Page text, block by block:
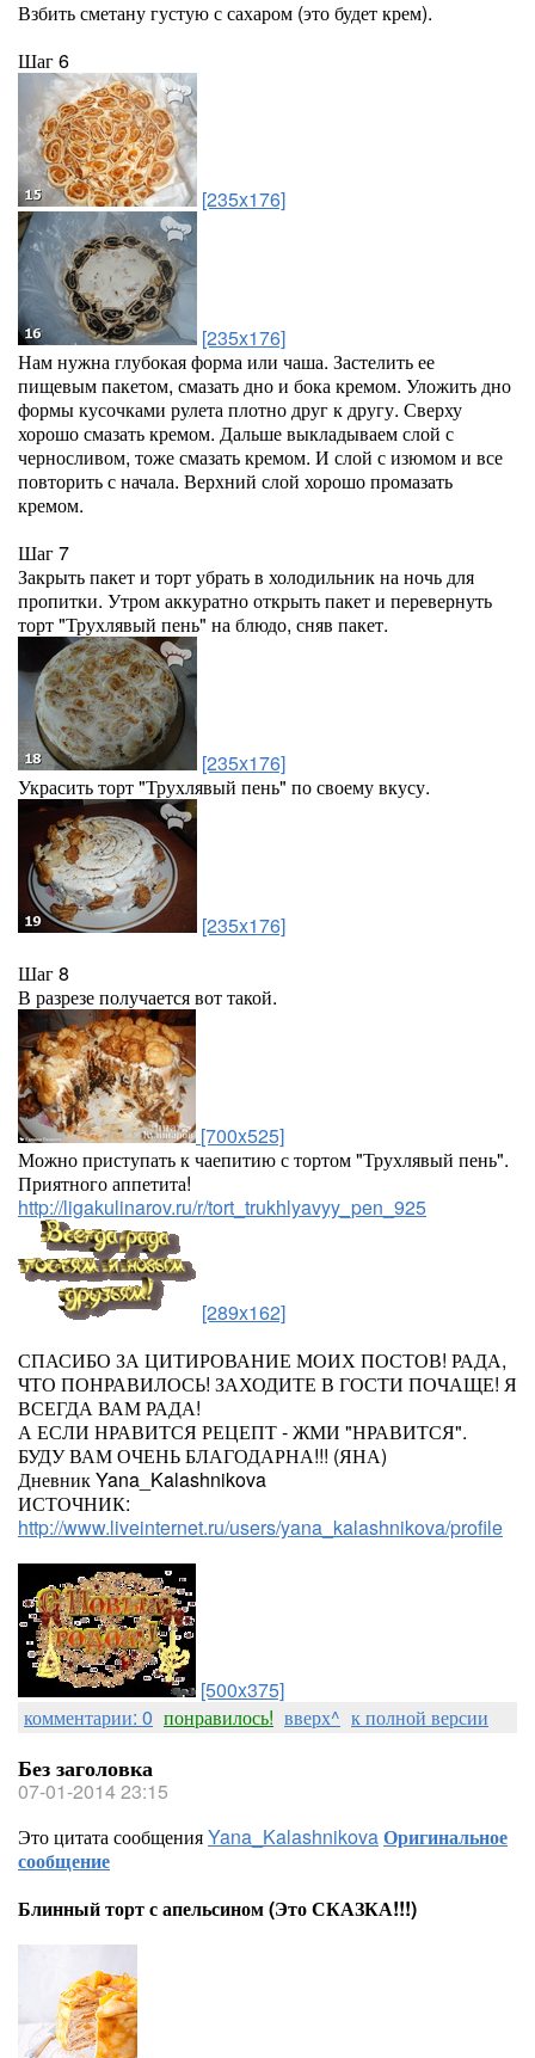
Взбить сметану густую с сахаром (это будет крем).
Шаг 6
[235x176]
[235x176]
Нам нужна глубокая форма или чаша. Застелить ее
пищевым пакетом, смазать дно и бока кремом. Уложить дно
формы кусочками рулета плотно друг к другу. Сверху
хорошо смазать кремом. Дальше выкладываем слой с
черносливом, тоже смазать кремом. И слой с изюмом и все
повторить с начала. Верхний слой хорошо промазать
кремом.
Шаг 7
Закрыть пакет и торт убрать в холодильник на ночь для
пропитки. Утром аккуратно открыть пакет и перевернуть
торт "Трухлявый пень" на блюдо, сняв пакет.
[235x176]
Украсить торт "Трухлявый пень" по своему вкусу.
[235x176]
Шаг 8
В разрезе получается вот такой.
[700x525]
Можно приступать к чаепитию с тортом "Трухлявый пень".
Приятного аппетита!
http://ligakulinarov.ru/r/tort_trukhlyavyy_pen_925
[289x162]
СПАСИБО ЗА ЦИТИРОВАНИЕ МОИХ ПОСТОВ! РАДА,
ЧТО ПОНРАВИЛОСЬ! ЗАХОДИТЕ В ГОСТИ ПОЧАЩЕ! Я
ВСЕГДА ВАМ РАДА!
А ЕСЛИ НРАВИТСЯ РЕЦЕПТ - ЖМИ "НРАВИТСЯ".
БУДУ ВАМ ОЧЕНЬ БЛАГОДАРНА!!! (ЯНА)
Дневник Yana_Kalashnikova
ИСТОЧНИК:
http://www.liveinternet.ru/users/yana_kalashnikova/profile
[500x375]
комментарии: 0 понравилось! вверх^ к полной версии
Без заголовка
07-01-2014 23:15
Это цитата сообщенияYana_KalashnikovaОригинальное
сообщение
Блинный торт с апельсином (Это СКАЗКА!!!)